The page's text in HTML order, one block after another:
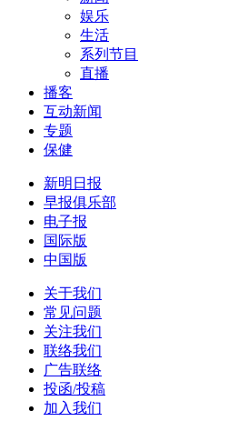
娱乐
生活
系列节目
直播
播客
互动新闻
专题
保健
新明日报
早报俱乐部
电子报
国际版
中国版
关于我们
常见问题
关注我们
联络我们
广告联络
投函/投稿
加入我们